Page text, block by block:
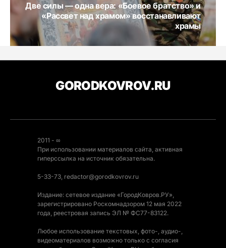
Две силы — одна вера: «Боевое братство» и
«Рассвет над храмом» восстанавливают
храмы
GORODKOVROV.RU
2011 - ∞
При использовании материалов сайта, активная
гиперссылка на источник обязательна.
5-33-73, redactor@gorodkovrov.ru
Издание: сетевое издание «ГородКовров.РУ»,
зарегистрировано Роскомнадзором 12 мая 2022
года, реестровая запись ЭЛ № ФС77-83122.
Любое использование текстовых, фото-, аудио-,
видеоматериалов возможно только с согласия